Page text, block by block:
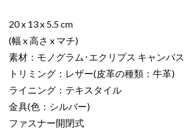
ス
シ
ル
バ
ー
金
具
個
20 x 13 x 5.5 cm
(幅 x 高さ x マチ)
素材：モノグラム･エクリプス キャンバス
トリミング：レザー(皮革の種類：牛革)
ライニング：テキスタイル
金具(色：シルバー)
ファスナー開閉式